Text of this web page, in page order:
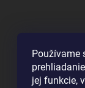
Používame
jej funkcie,